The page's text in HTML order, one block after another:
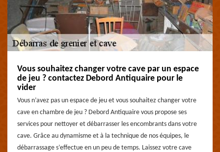
Vous souhaitez changer votre cave par un espace
de jeu ? contactez Debord Antiquaire pour le
vider
Vous n’avez pas un espace de jeu et vous souhaitez changer votre
cave en chambre de jeu ? Debord Antiquaire vous propose ses
services pour nettoyer et débarrasser les encombrants dans votre
cave. Grâce au dynamisme et à la technique de nos équipes, le
débarrassage s’effectue en un peu de temps. Laissez votre cave